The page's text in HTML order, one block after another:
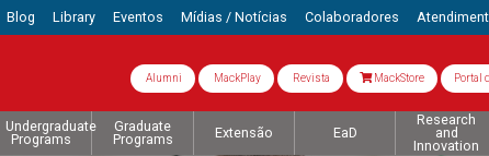
Blog Library Eventos Mídias / Notícias Colaboradores
Alumni MackPlay Revista MackStore Portal
Undergraduate
Programs
Graduate
Programs
Extensão EaD
Research
and
Innovation